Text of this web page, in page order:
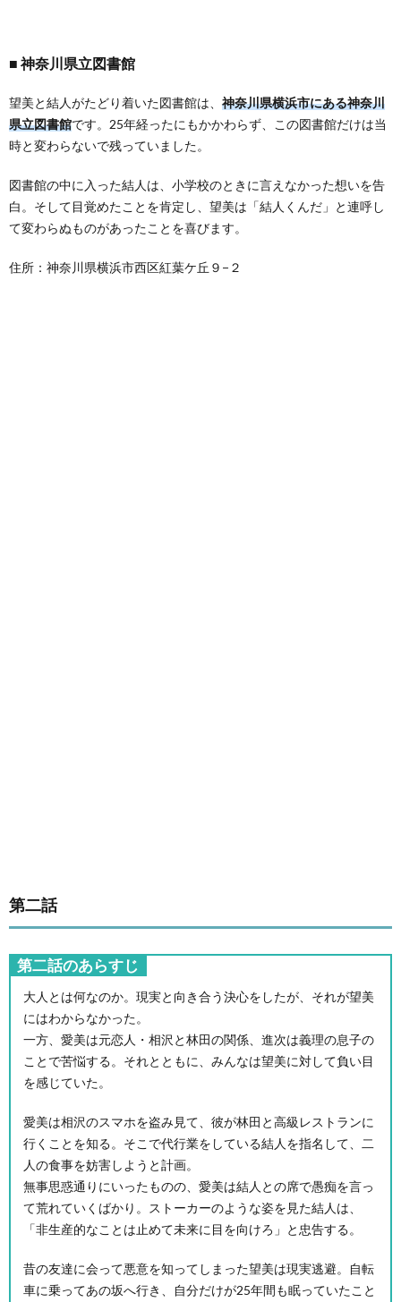
神奈川県立図書館
望美と結人がたどり着いた図書館は、 神奈川県横浜市にある神奈川
県立図書館です。25年経ったにもかかわらず、この図書館だけは当
時と変わらないで残っていました。
図書館の中に入った結人は、小学校のときに言えなかった想いを告
白。そして目覚めたことを肯定し、望美は「結人くんだ」と連呼し
て変わらぬものがあったことを喜びます。
住所：神奈川県横浜市西区紅葉ケ丘９−２
第二話
第二話のあらすじ
大人とは何なのか。現実と向き合う決心をしたが、それが望美
にはわからなかった。
一方、愛美は元恋人・相沢と林田の関係、進次は義理の息子の
ことで苦悩する。それとともに、みんなは望美に対して負い目
を感じていた。
愛美は相沢のスマホを盗み見て、彼が林田と高級レストランに
行くことを知る。そこで代行業をしている結人を指名して、二
人の食事を妨害しようと計画。
無事思惑通りにいったものの、愛美は結人との席で愚痴を言っ
て荒れていくばかり。ストーカーのような姿を見た結人は、
「非生産的なことは止めて未来に目を向けろ」と忠告する。
昔の友達に会って悪意を知ってしまった望美は現実逃避。自転
車に乗ってあの坂へ行き、自分だけが25年間も眠っていたこと